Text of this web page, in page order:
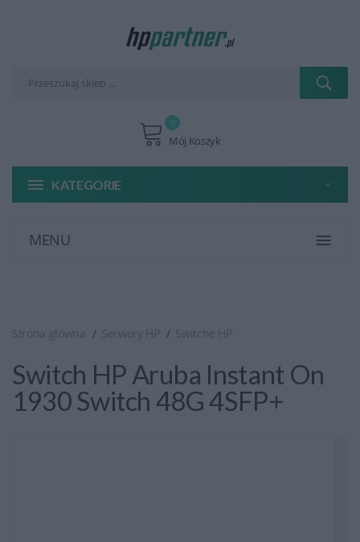
Mój Koszyk
0
KATEGORIE
MENU
Strona główna Serwery HP Switche HP
Switch HP Aruba Instant On
1930 Switch 48G 4SFP+